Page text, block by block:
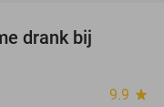
drank bij
9.9 star